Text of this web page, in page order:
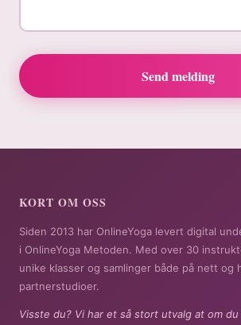
Send melding
KORT OM OSS
Siden 2013 har OnlineYoga levert digital
i OnlineYoga Metoden. Med over 30
unike klasser og samlinger både på nett og
partnerstudioer.
Visste du? Vi har et så stort utvalg at om